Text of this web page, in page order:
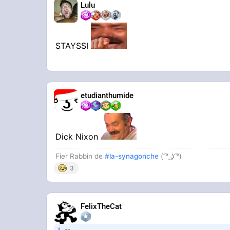
Lulu
STAYSSI
etudianthumide
Dick Nixon
Fier Rabbin de#la-synagonche ( ͡° ͜ʖ ͡°)
3
FelixTheCat